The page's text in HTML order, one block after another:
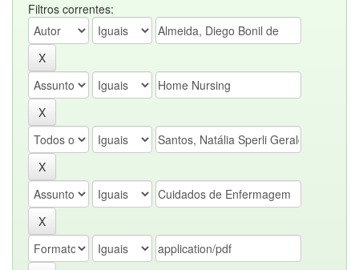
Filtros correntes: